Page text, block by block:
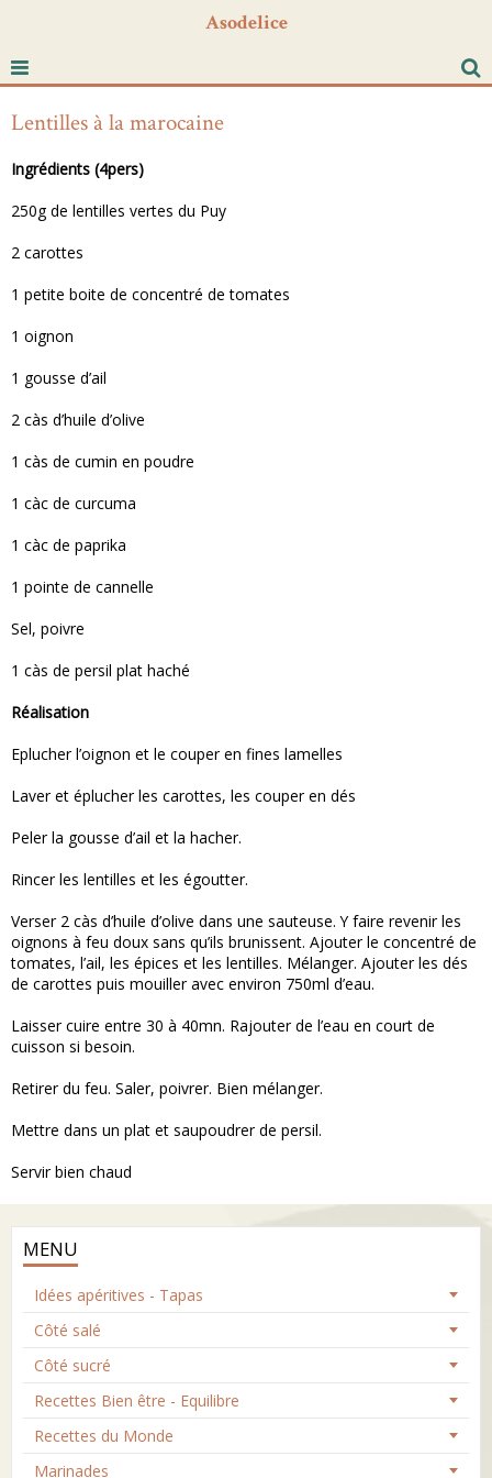
Asodelice
Lentilles à la marocaine
Ingrédients (4pers)
250g de lentilles vertes du Puy
2 carottes
1 petite boite de concentré de tomates
1 oignon
1 gousse d’ail
2 càs d’huile d’olive
1 càs de cumin en poudre
1 càc de curcuma
1 càc de paprika
1 pointe de cannelle
Sel, poivre
1 càs de persil plat haché
Réalisation
Eplucher l’oignon et le couper en fines lamelles
Laver et éplucher les carottes, les couper en dés
Peler la gousse d’ail et la hacher.
Rincer les lentilles et les égoutter.
Verser 2 càs d’huile d’olive dans une sauteuse. Y faire revenir les
oignons à feu doux sans qu’ils brunissent. Ajouter le concentré de
tomates, l’ail, les épices et les lentilles. Mélanger. Ajouter les dés
de carottes puis mouiller avec environ 750ml d’eau.
Laisser cuire entre 30 à 40mn. Rajouter de l’eau en court de
cuisson si besoin.
Retirer du feu. Saler, poivrer. Bien mélanger.
Mettre dans un plat et saupoudrer de persil.
Servir bien chaud
MENU
Idées apéritives - Tapas
Côté salé
Côté sucré
Recettes Bien être - Equilibre
Recettes du Monde
Marinades